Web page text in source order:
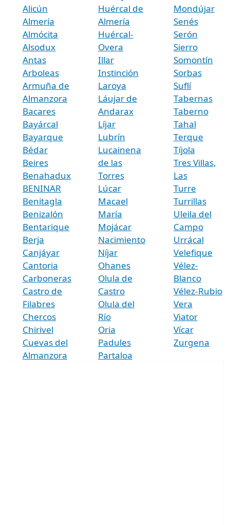
Alicún
Almería
Almócita
Alsodux
Antas
Arboleas
Armuña de
Almanzora
Bacares
Bayárcal
Bayarque
Bédar
Beires
Benahadux
BENINAR
Benitagla
Benizalón
Bentarique
Berja
Canjáyar
Cantoria
Carboneras
Castro de
Filabres
Chercos
Chirivel
Cuevas del
Almanzora
Huércal de
Almería
Huércal-
Overa
Illar
Instinción
Laroya
Láujar de
Andarax
Líjar
Lubrín
Lucainena
de las
Torres
Lúcar
Macael
María
Mojácar
Nacimiento
Níjar
Ohanes
Olula de
Castro
Olula del
Río
Oria
Padules
Partaloa
Mondújar
Senés
Serón
Sierro
Somontín
Sorbas
Suflí
Tabernas
Taberno
Tahal
Terque
Tíjola
Tres Villas,
Las
Turre
Turrillas
Uleila del
Campo
Urrácal
Velefique
Vélez-
Blanco
Vélez-Rubio
Vera
Viator
Vícar
Zurgena